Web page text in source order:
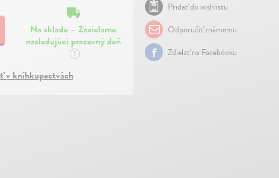
Na sklade – Zasielame
nasledujúci pracovný deň
?
v kníhkupectvách
Pridať do wishlistu
Odporučiť známemu
Zdielať na Facebooku